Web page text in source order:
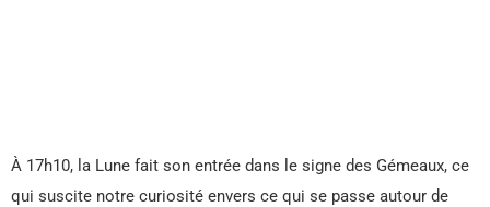
À 17h10, la Lune fait son entrée dans le signe des Gémeaux, ce
qui suscite notre curiosité envers ce qui se passe autour de